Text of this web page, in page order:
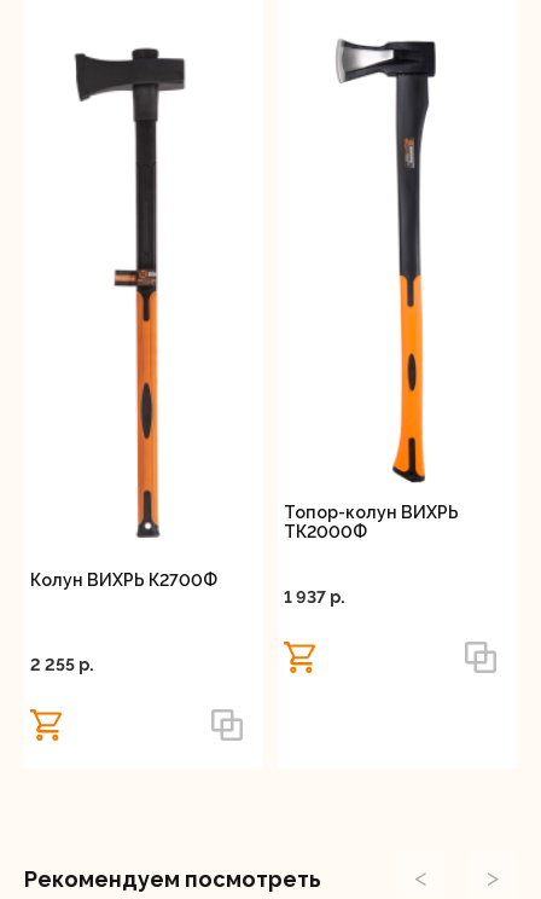
Колун ВИХРЬ К2700Ф
2 255 p.
Топор-колун ВИХРЬ
ТК2000Ф
1 937 p.
Рекомендуем посмотреть < >